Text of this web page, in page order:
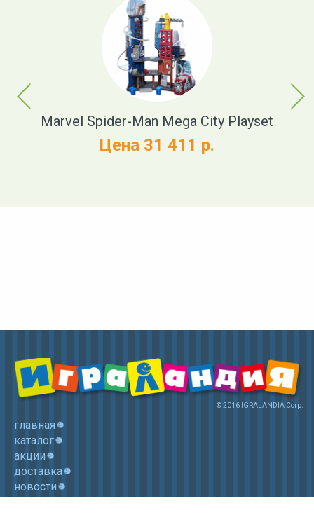
Previous
Marvel Spider-Man Mega City Playset
Цена 31 411 р.
Next
© 2016 IGRALANDIA Corp.
главная
каталог
акции
доставка
новости